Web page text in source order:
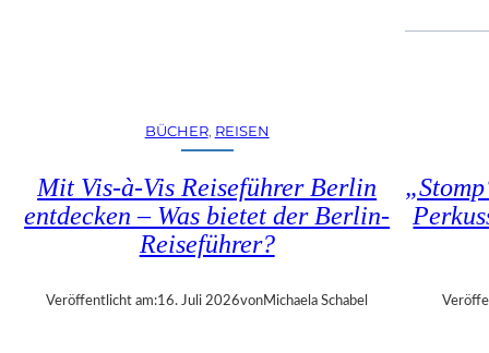
E
T
N
E
G
A
BÜCHER, REISEN
Mit Vis-à-Vis Reiseführer Berlin
entdecken – Was bietet der Berlin-
Reiseführer?
Veröffentlicht am:16. Juli 2026vonMichaela Schabel